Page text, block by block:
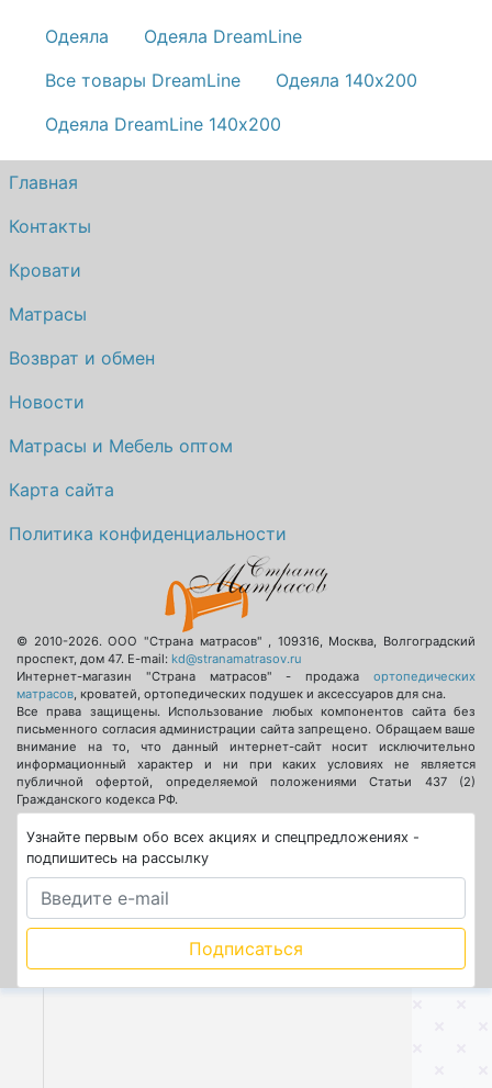
Одеяла
Одеяла DreamLine
Все товары DreamLine
Одеяла 140х200
Одеяла DreamLine 140х200
Главная
Контакты
Кровати
Матрасы
Возврат и обмен
Новости
Матрасы и Мебель оптом
Карта сайта
Политика конфиденциальности
© 2010-2026.ООО "Страна матрасов" , 109316, Москва, Волгоградский
проспект, дом 47. E-mail: kd@stranamatrasov.ru
Интернет-магазин "Страна матрасов" - продажа ортопедических
матрасов, кроватей, ортопедических подушек и аксессуаров для сна.
Все права защищены. Использование любых компонентов сайта без
письменного согласия администрации сайта запрещено. Обращаем ваше
внимание на то, что данный интернет-сайт носит исключительно
информационный характер и ни при каких условиях не является
публичной офертой, определяемой положениями Статьи 437 (2)
Гражданского кодекса РФ.
Узнайте первым обо всех акциях и спецпредложениях -
подпишитесь на рассылку